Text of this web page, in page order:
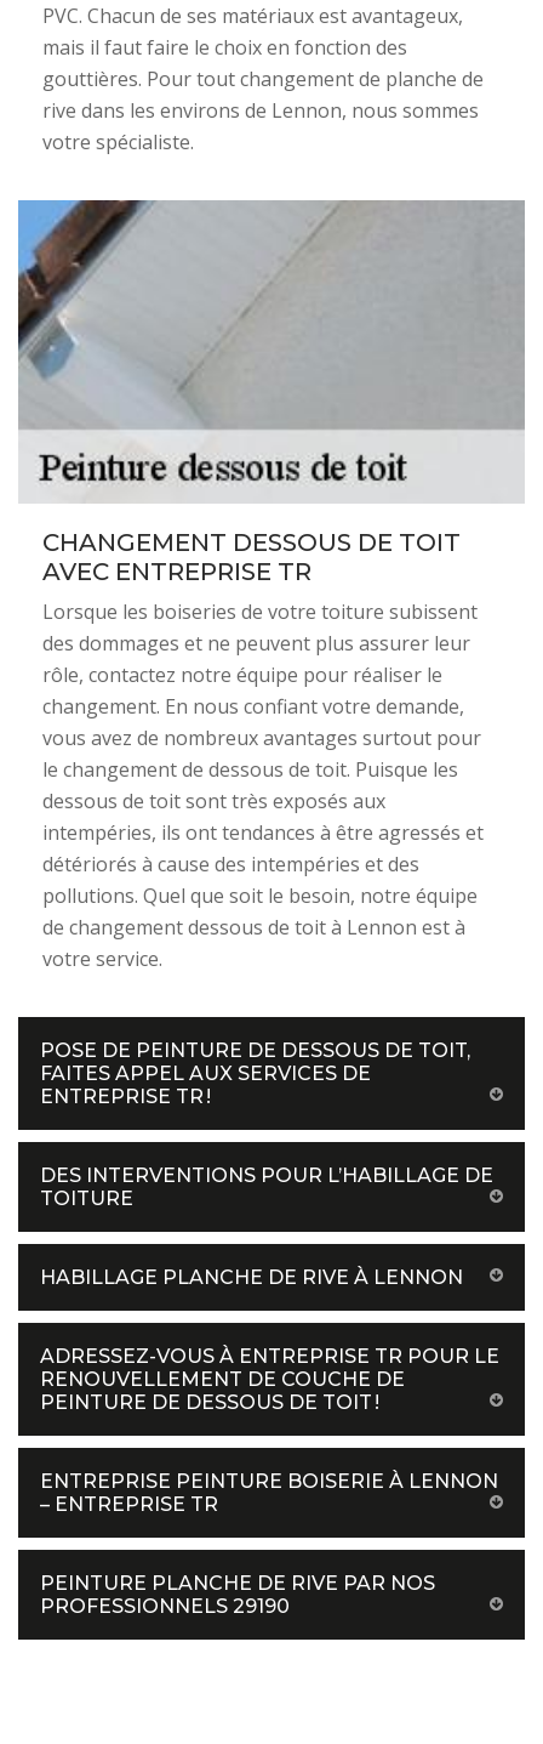
PVC. Chacun de ses matériaux est avantageux,
mais il faut faire le choix en fonction des
gouttières. Pour tout changement de planche de
rive dans les environs de Lennon, nous sommes
votre spécialiste.
CHANGEMENT DESSOUS DE TOIT
AVEC ENTREPRISE TR
Lorsque les boiseries de votre toiture subissent
des dommages et ne peuvent plus assurer leur
rôle, contactez notre équipe pour réaliser le
changement. En nous confiant votre demande,
vous avez de nombreux avantages surtout pour
le changement de dessous de toit. Puisque les
dessous de toit sont très exposés aux
intempéries, ils ont tendances à être agressés et
détériorés à cause des intempéries et des
pollutions. Quel que soit le besoin, notre équipe
de changement dessous de toit à Lennon est à
votre service.
POSE DE PEINTURE DE DESSOUS DE TOIT,
FAITES APPEL AUX SERVICES DE
ENTREPRISE TR !
DES INTERVENTIONS POUR L’HABILLAGE DE
TOITURE
HABILLAGE PLANCHE DE RIVE À LENNON
ADRESSEZ-VOUS À ENTREPRISE TR POUR LE
RENOUVELLEMENT DE COUCHE DE
PEINTURE DE DESSOUS DE TOIT !
ENTREPRISE PEINTURE BOISERIE À LENNON
– ENTREPRISE TR
PEINTURE PLANCHE DE RIVE PAR NOS
PROFESSIONNELS 29190